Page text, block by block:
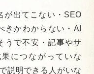
が出てこない ・SEO
きかわからない ・AI
うで不安 ・記事やサ
につながっていな
説明できる人がいな